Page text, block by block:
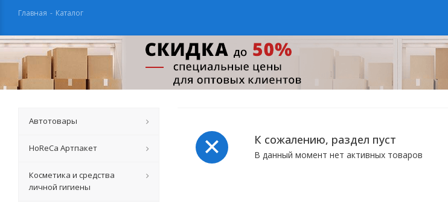
Главная - Каталог
К сожалению, раздел пуст
В данный момент нет активных товаров
Автотовары
HoReCa Артпакет
Косметика и средства
личной гигиены